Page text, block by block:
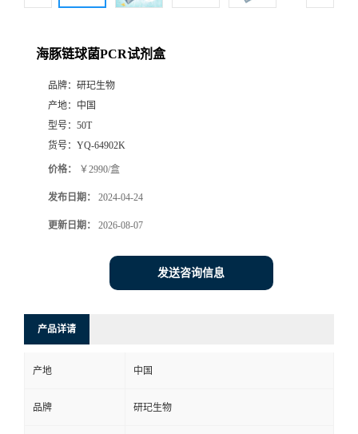
海豚链球菌PCR试剂盒
品牌： 研玘生物
产地： 中国
型号： 50T
货号： YQ-64902K
价格： ￥2990/盒
发布日期： 2024-04-24
更新日期： 2026-08-07
发送咨询信息
产品详请
产地 中国
品牌 研玘生物